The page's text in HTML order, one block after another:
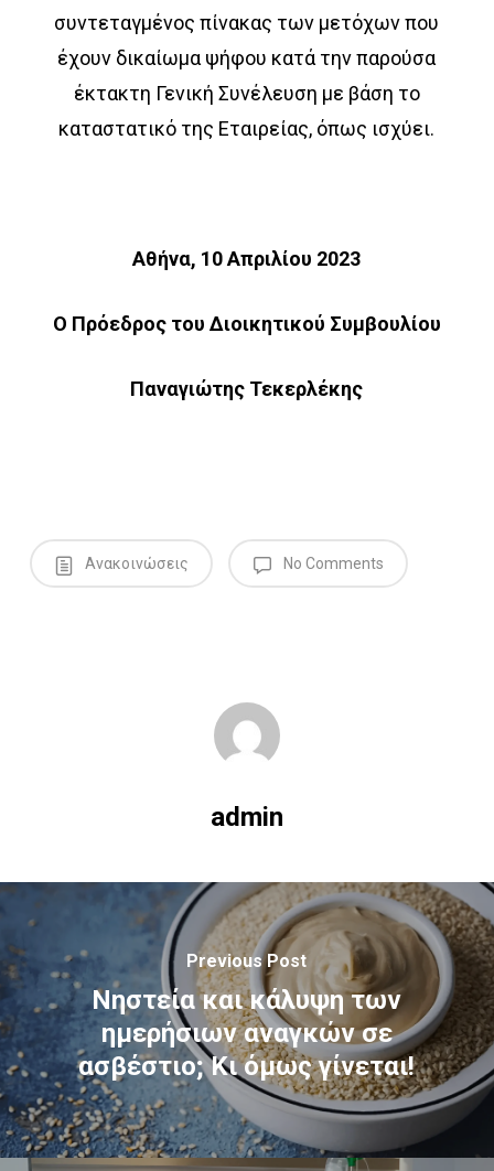
συντεταγμένος πίνακας των μετόχων που
έχουν δικαίωμα ψήφου κατά την παρούσα
έκτακτη Γενική Συνέλευση με βάση το
καταστατικό της Εταιρείας, όπως ισχύει.
Αθήνα, 10 Απριλίου 2023
Ο Πρόεδρος του Διοικητικού Συμβουλίου
Παναγιώτης Τεκερλέκης
Ανακοινώσεις No Comments
admin
Previous Post
Νηστεία και κάλυψη των
ημερήσιων αναγκών σε
ασβέστιο; Κι όμως γίνεται!